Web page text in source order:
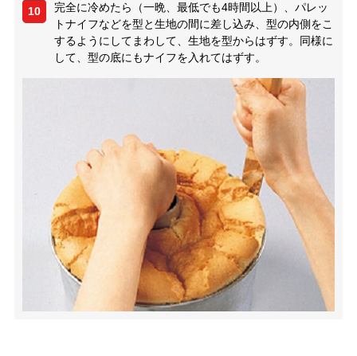
10
完全に冷めたら（一晩、最低でも4時間以上）、パレッ
トナイフなどを型と生地の間に差し込み、型の内側をこ
するようにしてまわして、生地を型からはずす。同様に
して、型の底にもナイフを入れてはずす。